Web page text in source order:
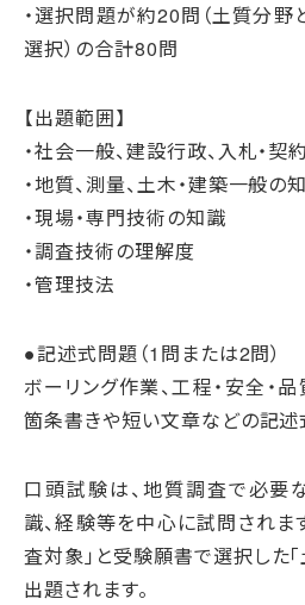
・選択問題が約20問（土質分
選択）の合計80問
【出題範囲】
・社会一般、建設行政、入札・
・地質、測量、土木・建築一般の
・現場・専門技術の知識
・調査技術の理解度
・管理技法
●記述式問題（1問または2問）
ボーリング作業、工程・安全・
箇条書きや短い文章などの記述
口頭試験は、地質調査で必要
識、経験等を中心に試問されま
査対象」と受験願書で選択した「
出題されます。